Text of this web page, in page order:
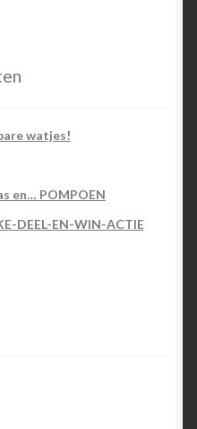
watjes!
en… POMPOEN
DEEL-EN-WIN-ACTIE